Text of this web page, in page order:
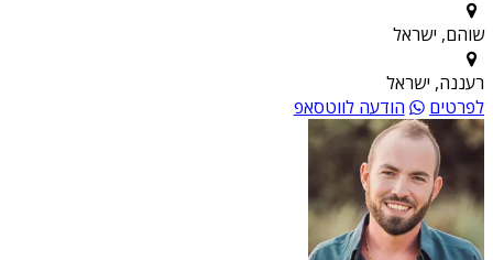
שוהם, ישראל
רעננה, ישראל
לפרטים
הודעה לווטסאפ